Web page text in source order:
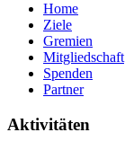
Home
Ziele
Gremien
Mitgliedschaft
Spenden
Partner
Aktivitäten